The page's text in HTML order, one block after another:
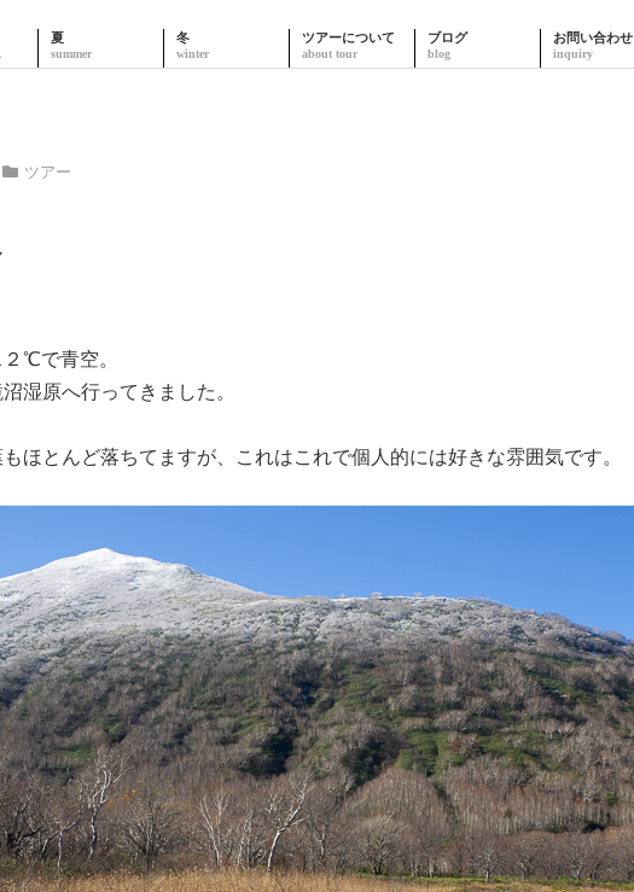
夏 冬 ツアーについて ブログ お問い合わせ
ツアー
℃で青空。
湿原へ行ってきました。
ほとんど落ちてますが、これはこれで個人的には好きな雰囲気です。